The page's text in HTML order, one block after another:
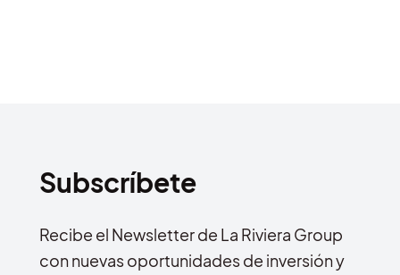
Subscríbete
Recibe el Newsletter de La Riviera Group
con nuevas oportunidades de inversión y